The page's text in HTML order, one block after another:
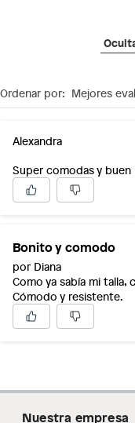
Ordenar por: Mejores
Alexandra
Bonito y comodo
por Diana
Como ya sabía mi
Cómodo y resistente.
Nuestra empresa